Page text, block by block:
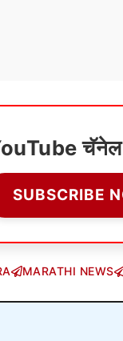
YouTube
SUBSCRIBE
MARATHI NEWS